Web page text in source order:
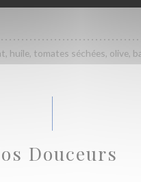
huile, tomates séchées, olive,
Douceurs